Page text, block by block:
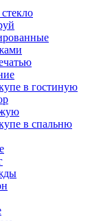
в гостиную
в спальню